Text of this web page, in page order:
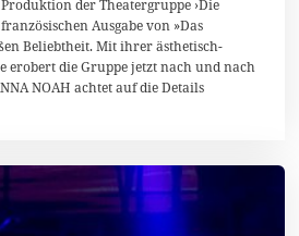
der Theatergruppe ›Die
Ausgabe von »Das
Beliebtheit. Mit ihrer ästhetisch-
erobert die Gruppe jetzt nach und nach
NOAH achtet auf die Details